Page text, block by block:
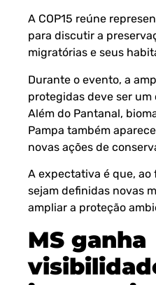
A COP15 reúne
para discutir a
migratórias e seus
Durante o evento, a
protegidas deve ser
Além do Pantanal,
Pampa também
novas ações de
A expectativa é que,
sejam definidas novas
ampliar a proteção
MS ganha